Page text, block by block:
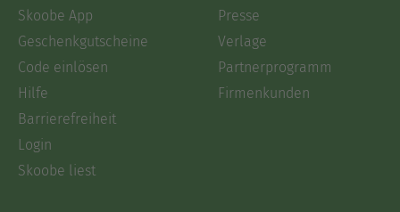
Skoobe App
Geschenkgutscheine
Code einlösen
Hilfe
Barrierefreiheit
Login
Skoobe liest
Presse
Verlage
Partnerprogramm
Firmenkunden